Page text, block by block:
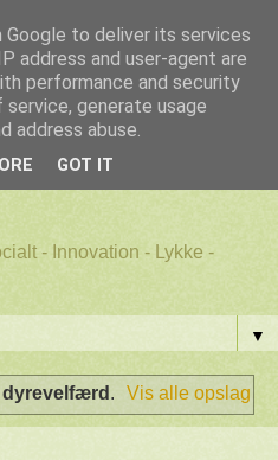
gode
- Innovation - Lykke -
▼
dyrevelfærd . Vis alle opslag
to deliver its services
address and user-agent are
performance and security
generate usage
address abuse.
GOT IT